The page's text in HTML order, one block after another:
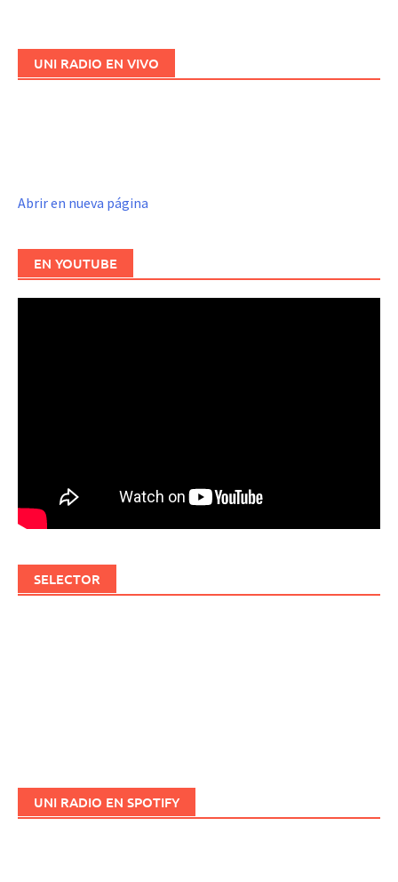
UNI RADIO EN VIVO
Abrir en nueva página
EN YOUTUBE
SELECTOR
UNI RADIO EN SPOTIFY